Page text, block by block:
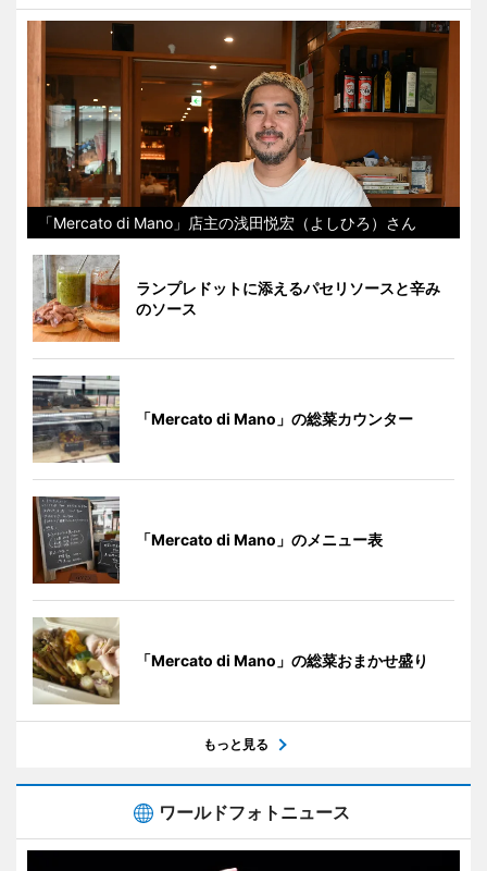
「Mercato di Mano」店主の浅田悦宏（よしひろ）さん
ランプレドットに添えるパセリソースと辛み
のソース
「Mercato di Mano」の総菜カウンター
「Mercato di Mano」のメニュー表
「Mercato di Mano」の総菜おまかせ盛り
もっと見る
ワールドフォトニュース